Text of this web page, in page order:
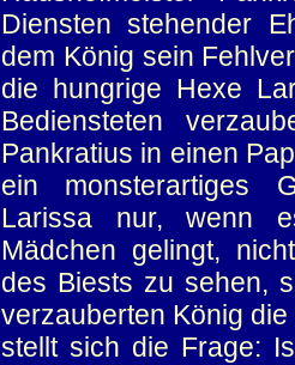
Diensten stehender
dem König sein
die hungrige Hexe
Bediensteten
Pankratius in einen
ein monsterartiges
Larissa nur, wenn
Mädchen gelingt,
des Biests zu sehen,
verzauberten König
stellt sich die Frage: